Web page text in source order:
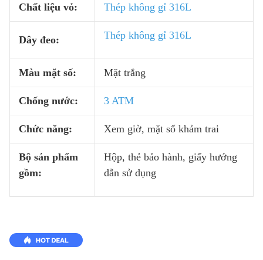
Chất liệu vỏ: Thép không gỉ 316L
Dây đeo: Thép không gỉ 316L
Màu mặt số: Mặt trắng
Chống nước: 3 ATM
Chức năng: Xem giờ, mặt số khảm trai
Bộ sản phẩm
gồm:
Hộp, thẻ bảo hành, giấy hướng
dẫn sử dụng